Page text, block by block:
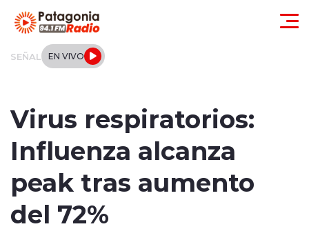
SEÑAL EN VIVO
Tendencias
Virus respiratorios:
Influenza alcanza
peak tras aumento
del 72%